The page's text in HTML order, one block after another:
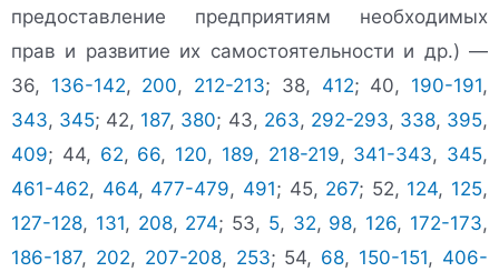
предоставление предприятиям необходимых
прав и развитие их самостоятельности и др.) —
36, 136-142, 200, 212-213; 38, 412; 40, 190-191,
343, 345; 42, 187, 380; 43, 263, 292-293, 338, 395,
409; 44, 62, 66, 120, 189, 218-219, 341-343, 345,
461-462, 464, 477-479, 491; 45, 267; 52, 124, 125,
127-128, 131, 208, 274; 53, 5, 32, 98, 126, 172-173,
186-187, 202, 207-208, 253; 54, 68, 150-151, 406-